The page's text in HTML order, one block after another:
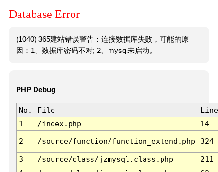
Database Error
(1040) 365建站错误警告：连接数据库失败，可能的原
因：1、数据库密码不对; 2、mysql未启动。
PHP Debug
No. File
Line
1
/index.php 14
2 /source/function/function_extend.php 324
3 /source/class/jzmysql.class.php
211